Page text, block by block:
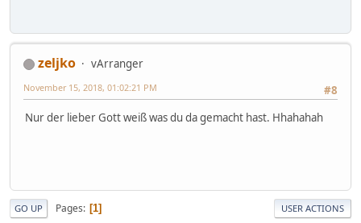
zeljko
vArranger
#8
November 15, 2018, 01:02:21 PM
Nur der lieber Gott weiß was du da gemacht hast. Hhahahah
GO UP Pages 1 USER ACTIONS